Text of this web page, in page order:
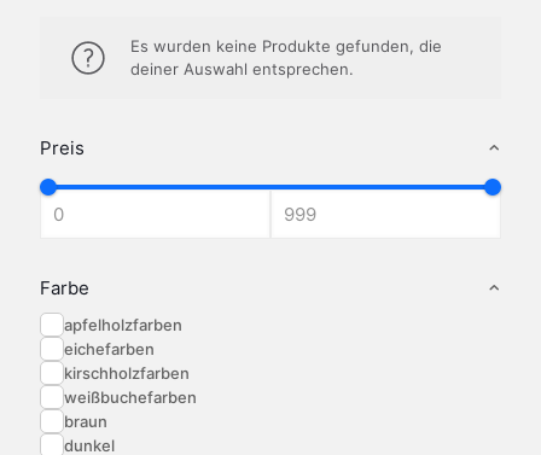
Preis
Farbe
apfelholzfarben
eichefarben
kirschholzfarben
weißbuchefarben
braun
dunkel
Es wurden keine Produkte gefunden, die
deiner Auswahl entsprechen.